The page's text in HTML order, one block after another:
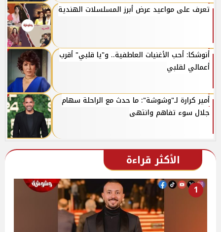
تعرف على مواعيد عرض أبرز المسلسلات الهندية
أنوشكا: أحب الأغنيات العاطفية.. و"يا قلبي" أقرب
أعمالي لقلبي
أمير كرارة لـ"وشوشة": ما حدث مع الراحلة سهام
جلال سوء تفاهم وانتهى
الأكثر قراءة
1